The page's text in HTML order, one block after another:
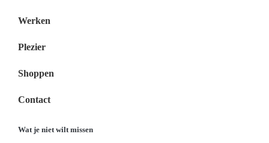
Werken
Plezier
Shoppen
Contact
Wat je niet wilt missen